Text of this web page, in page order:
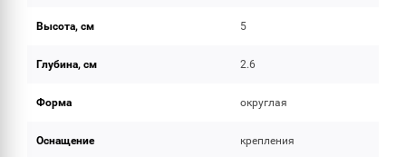
Высота, см 5
Глубина, см 2.6
Форма округлая
Оснащение крепления